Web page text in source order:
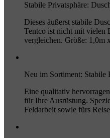
Stabile Privatsphäre:
Dieses äußerst stabile
Tentco ist nicht mit vielen
vergleichen. Größe: 1,0m
Neu im Sortiment:
Eine qualitativ
für Ihre Ausrüstung.
Feldarbeit sowie fürs